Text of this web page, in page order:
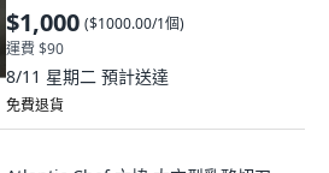
$1,000 ($1000.00/1個)
運費 $90
8/11 星期二 預計送達
免費退貨